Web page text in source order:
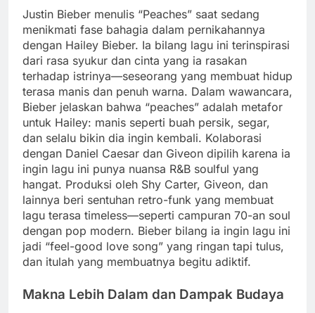
Justin Bieber menulis “Peaches” saat sedang
menikmati fase bahagia dalam pernikahannya
dengan Hailey Bieber. Ia bilang lagu ini terinspirasi
dari rasa syukur dan cinta yang ia rasakan
terhadap istrinya—seseorang yang membuat hidup
terasa manis dan penuh warna. Dalam wawancara,
Bieber jelaskan bahwa “peaches” adalah metafor
untuk Hailey: manis seperti buah persik, segar,
dan selalu bikin dia ingin kembali. Kolaborasi
dengan Daniel Caesar dan Giveon dipilih karena ia
ingin lagu ini punya nuansa R&B soulful yang
hangat. Produksi oleh Shy Carter, Giveon, dan
lainnya beri sentuhan retro-funk yang membuat
lagu terasa timeless—seperti campuran 70-an soul
dengan pop modern. Bieber bilang ia ingin lagu ini
jadi “feel-good love song” yang ringan tapi tulus,
dan itulah yang membuatnya begitu adiktif.
Makna Lebih Dalam dan Dampak Budaya